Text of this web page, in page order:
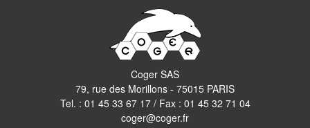
Coger SAS
79, rue des Morillons - 75015 PARIS
Tel. : 01 45 33 67 17/ Fax : 01 45 32 71 04
coger@coger.fr